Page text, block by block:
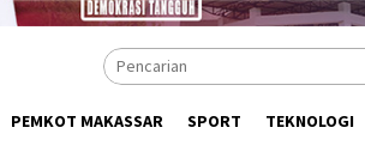
PEMKOT MAKASSAR SPORT TEKNOLOGI